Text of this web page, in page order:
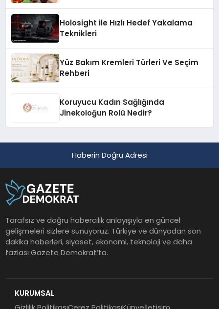
Holosight ile Hızlı Hedef Yakalama
Teknikleri
Yüz Bakım Kremleri Türleri Ve Seçim
Rehberi
Koruyucu Kadın Sağlığında
Jinekoloğun Rolü Nedir?
Haberin Doğru Adresi
Tarafsız ve doğru habercilik anlayışıyla en güncel
gelişmeleri sizlere sunuyoruz. Türkiye ve dünyadan son
dakika haberleri, siyaset, ekonomi, teknoloji ve daha
fazlası Gazete Demokrat’ta.
KURUMSAL